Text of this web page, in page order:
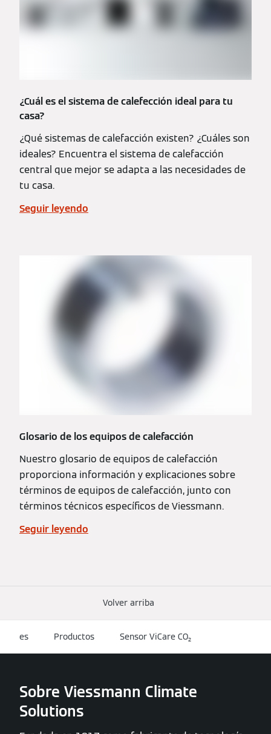
¿Cuál es el sistema de calefección ideal para tu
casa?
¿Qué sistemas de calefacción existen? ¿Cuáles son
ideales? Encuentra el sistema de calefacción
central que mejor se adapta a las necesidades de
tu casa.
Seguir leyendo
Glosario de los equipos de calefacción
Nuestro glosario de equipos de calefacción
proporciona información y explicaciones sobre
términos de equipos de calefacción, junto con
términos técnicos específicos de Viessmann.
Seguir leyendo
Volver arriba
es Productos Sensor ViCare CO₂
Sobre Viessmann Climate
Solutions